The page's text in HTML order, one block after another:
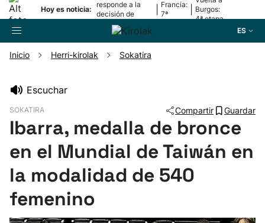
Hoy es noticia:
responde a la
decisión de
Oriamendi
Francia:
7ª
Burgos:
4ª etapa
ES
Pelota
Remo
Baloncesto
Inicio Herri-kirolak Sokatira
Escuchar
SOKATIRA Compartir Guardar
Ibarra, medalla de bronce
en el Mundial de Taiwán en
la modalidad de 540
femenino